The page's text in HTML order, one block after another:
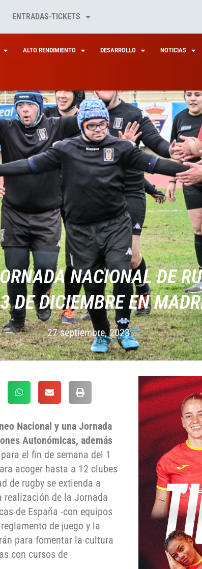
ENTRADAS-TICKETS
ALTO RENDIMIENTO DESARROLLO NOTICIAS
NACIONAL DE
DE DICIEMBRE EN
27 septiembre, 2023
Nacional y una Jornada
Autonómicas, además
para el fin de semana del 1
acoger hasta a 12 clubes
de rugby se extienda a
realización de la Jornada
de España -con equipos
de juego y la
para fomentar la cultura
con cursos de